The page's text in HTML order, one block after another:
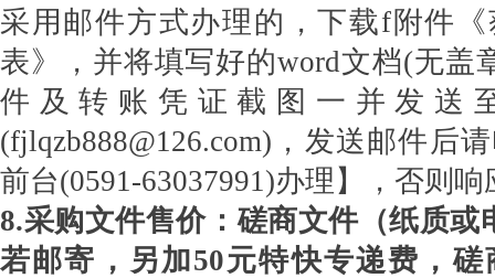
采用邮件方式办理的，下载f附件
表》，并将填写好的word文档(无盖
件及转账凭证截图一并发送
(fjlqzb888@126.com)，发送邮件后
前台(0591-63037991)办理】，否则
8.采购文件售价：磋商文件（纸质或
若邮寄，另加50元特快专递费，